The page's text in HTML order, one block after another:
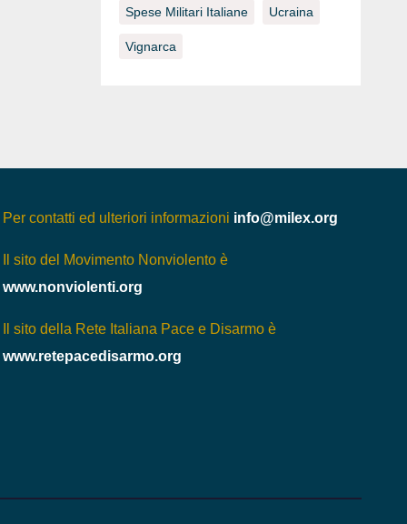
Spese Militari Italiane Ucraina
Vignarca
Per contatti ed ulteriori informazioni info@milex.org
Il sito del Movimento Nonviolento è
www.nonviolenti.org
Il sito della Rete Italiana Pace e Disarmo è
www.retepacedisarmo.org